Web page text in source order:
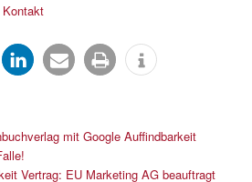
Kontakt
mit Google Auffindbarkeit
Vertrag: EU Marketing AG beauftragt